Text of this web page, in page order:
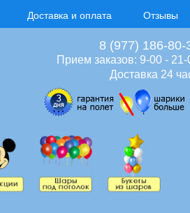
Доставка и оплата Отзывы
8 (977) 186-80-
Прием заказов: 9-00 - 21-
Доставка 24